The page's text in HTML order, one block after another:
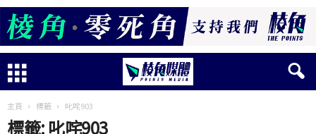
主頁 標籤 叱咤903
標籤: 叱咤903